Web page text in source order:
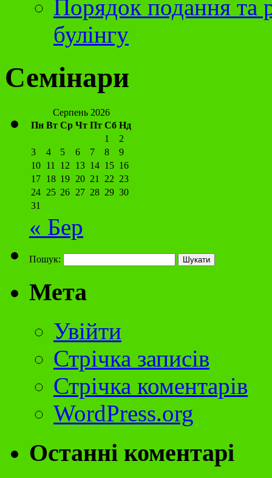
Порядок подання та
булінгу
Семінари
Серпень 2026
Пн Вт Ср Чт Пт Сб Нд
1
2
3
4 5 6 7 8
9
10 11 12 13 14 15 16
17 18 19 20 21 22 23
24 25 26 27 28 29 30
31
« Бер
Пошук:
Мета
Увійти
Стрічка записів
Стрічка коментарів
WordPress.org
Останні коментарі